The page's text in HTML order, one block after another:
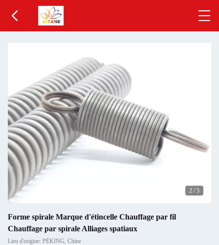
2 / 5
Forme spirale Marque d'étincelle Chauffage par fil
Chauffage par spirale Alliages spatiaux
Lieu d'origine: PÉKING, Chine